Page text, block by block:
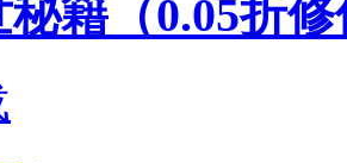
籍（0.05折